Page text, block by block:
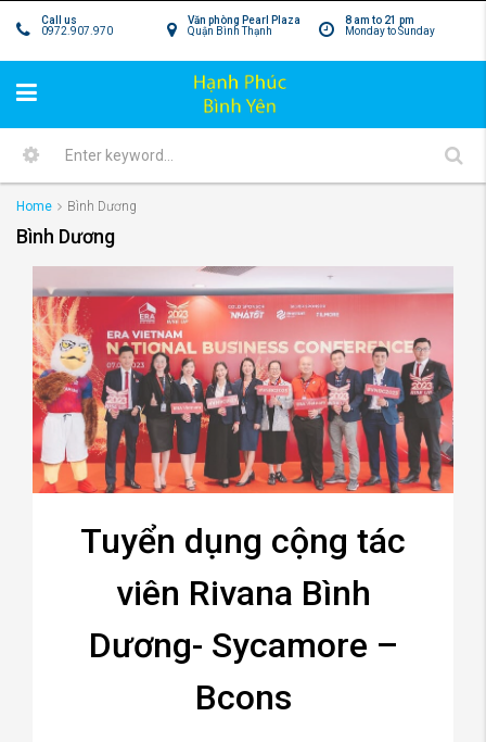
8 am to 21 pm
Monday to Sunday
Văn phòng Pearl Plaza
Quận Bình Thạnh
Call us
0972.907.970
Home Bình Dương
Bình Dương
Tuyển dụng cộng tác
viên Rivana Bình
Dương- Sycamore –
Bcons